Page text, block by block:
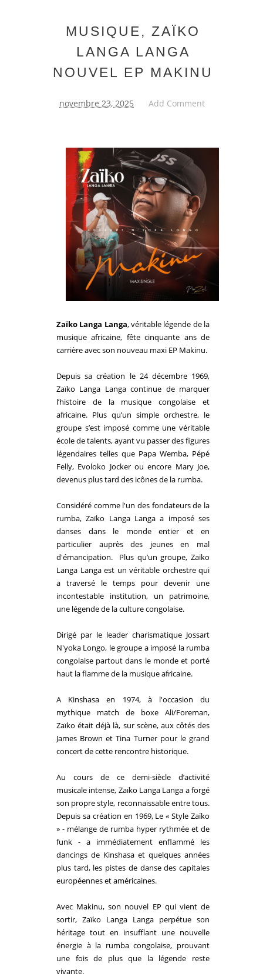
MUSIQUE, ZAÏKO
LANGA LANGA
NOUVEL EP MAKINU
novembre 23, 2025 Add Comment
Zaïko Langa Langa, véritable légende de la
musique africaine, fête cinquante ans de
carrière avec son nouveau maxi EP Makinu.
Depuis sa création le 24 décembre 1969,
Zaïko Langa Langacontinue de marquer
l’histoire de la musique congolaise et
africaine. Plus qu’un simple orchestre, le
groupe s’est imposé comme une véritable
école de talents, ayant vu passer des figures
légendaires telles que Papa Wemba, Pépé
Felly, Evoloko Jocker ou encore Mary Joe,
devenus plus tard des icônes de la rumba.
Considéré comme l'un des fondateurs de la
rumba,Zaïko Langa Langa a imposé ses
danses dans le monde entier et en
particulier auprès des jeunes en mal
d'émancipation. Plus qu’un groupe, Zaïko
Langa Langa est un véritable orchestre qui
a traversé le temps pour devenir une
incontestable institution, un patrimoine,
une légende de la culture congolaise.
Dirigé par le leader charismatique Jossart
N'yoka Longo, le groupe a imposé la rumba
congolaise partout dans le monde et porté
haut la flamme de la musique africaine.
A Kinshasa en 1974, à l'occasion du
mythique match de boxe Ali/Foreman,
Zaïko était déjà là, sur scène, aux côtés des
James Brown et Tina Turner pour le grand
concert de cette rencontre historique.
Au cours de ce demi-siècle d’activité
musicale intense, Zaïko Langa Langa a forgé
son propre style, reconnaissable entre tous.
Depuis sa création en 1969, Le « Style Zaïko
» - mélange de rumba hyper rythmée et de
funk - a immédiatement enflammé les
dancings de Kinshasa et quelques années
plus tard, les pistes de danse des capitales
européennes et américaines.
Avec Makinu, son nouvel EP qui vient de
sortir, Zaïko Langa Langa perpétue son
héritage tout en insufflant une nouvelle
énergie à la rumba congolaise, prouvant
une fois de plus que la légende reste
vivante.